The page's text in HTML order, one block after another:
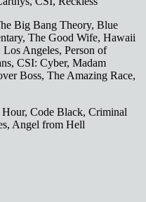
Big Bang Theory, Blue
The Good Wife, Hawaii
Angeles, Person of
CSI: Cyber, Madam
Boss, The Amazing Race,
Code Black, Criminal
Angel from Hell